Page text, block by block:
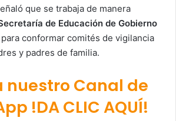
que se trabaja de manera
de Educación de Gobierno
para conformar comités de vigilancia
y padres de familia.
nuestro Canal de
!DA CLIC AQUÍ!